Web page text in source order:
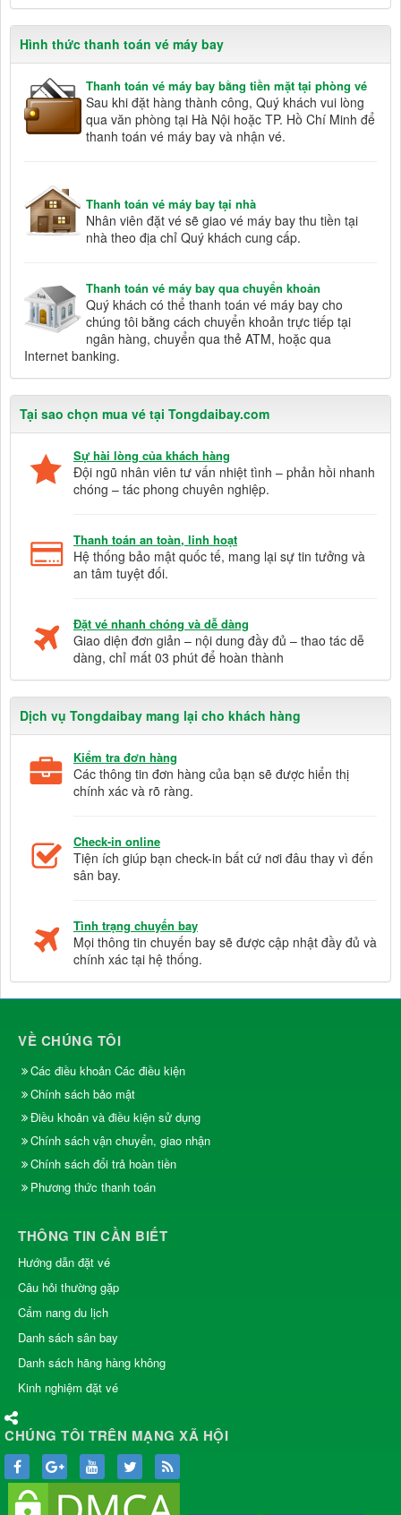
Hình thức thanh toán vé máy bay
Thanh toán vé máy bay bằng tiền mặt tại phòng vé
Sau khi đặt hàng thành công, Quý khách vui lòng
qua văn phòng tại Hà Nội hoặc TP. Hồ Chí Minh để
thanh toán vé máy bay và nhận vé.
Thanh toán vé máy bay tại nhà
Nhân viên đặt vé sẽ giao vé máy bay thu tiền tại
nhà theo địa chỉ Quý khách cung cấp.
Thanh toán vé máy bay qua chuyển khoản
Quý khách có thể thanh toán vé máy bay cho
chúng tôi bằng cách chuyển khoản trực tiếp tại
ngân hàng, chuyển qua thẻ ATM, hoặc qua
Internet banking.
Tại sao chọn mua vé tại Tongdaibay.com
Sự hài lòng của khách hàng
Đội ngũ nhân viên tư vấn nhiệt tình – phản hồi nhanh
chóng – tác phong chuyên nghiệp.
Thanh toán an toàn, linh hoạt
Hệ thống bảo mật quốc tế, mang lại sự tin tưởng và
an tâm tuyệt đối.
Đặt vé nhanh chóng và dễ dàng
Giao diện đơn giản – nội dung đầy đủ – thao tác dễ
dàng, chỉ mất 03 phút để hoàn thành
Dịch vụ Tongdaibay mang lại cho khách hàng
Kiểm tra đơn hàng
Các thông tin đơn hàng của bạn sẽ được hiển thị
chính xác và rõ ràng.
Check-in online
Tiện ích giúp bạn check-in bất cứ nơi đâu thay vì đến
sân bay.
Tình trạng chuyến bay
Mọi thông tin chuyến bay sẽ được cập nhật đầy đủ và
chính xác tại hệ thống.
VỀ CHÚNG TÔI
Các điều khoản Các điều kiện
Chính sách bảo mật
Điều khoản và điều kiện sử dụng
Chính sách vận chuyển, giao nhận
Chính sách đổi trả hoàn tiền
Phương thức thanh toán
THÔNG TIN CẦN BIẾT
Hướng dẫn đặt vé
Câu hỏi thường gặp
Cẩm nang du lịch
Danh sách sân bay
Danh sách hãng hàng không
Kinh nghiệm đặt vé
CHÚNG TÔI TRÊN MẠNG XÃ HỘI